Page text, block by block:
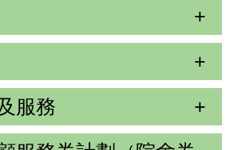
服務